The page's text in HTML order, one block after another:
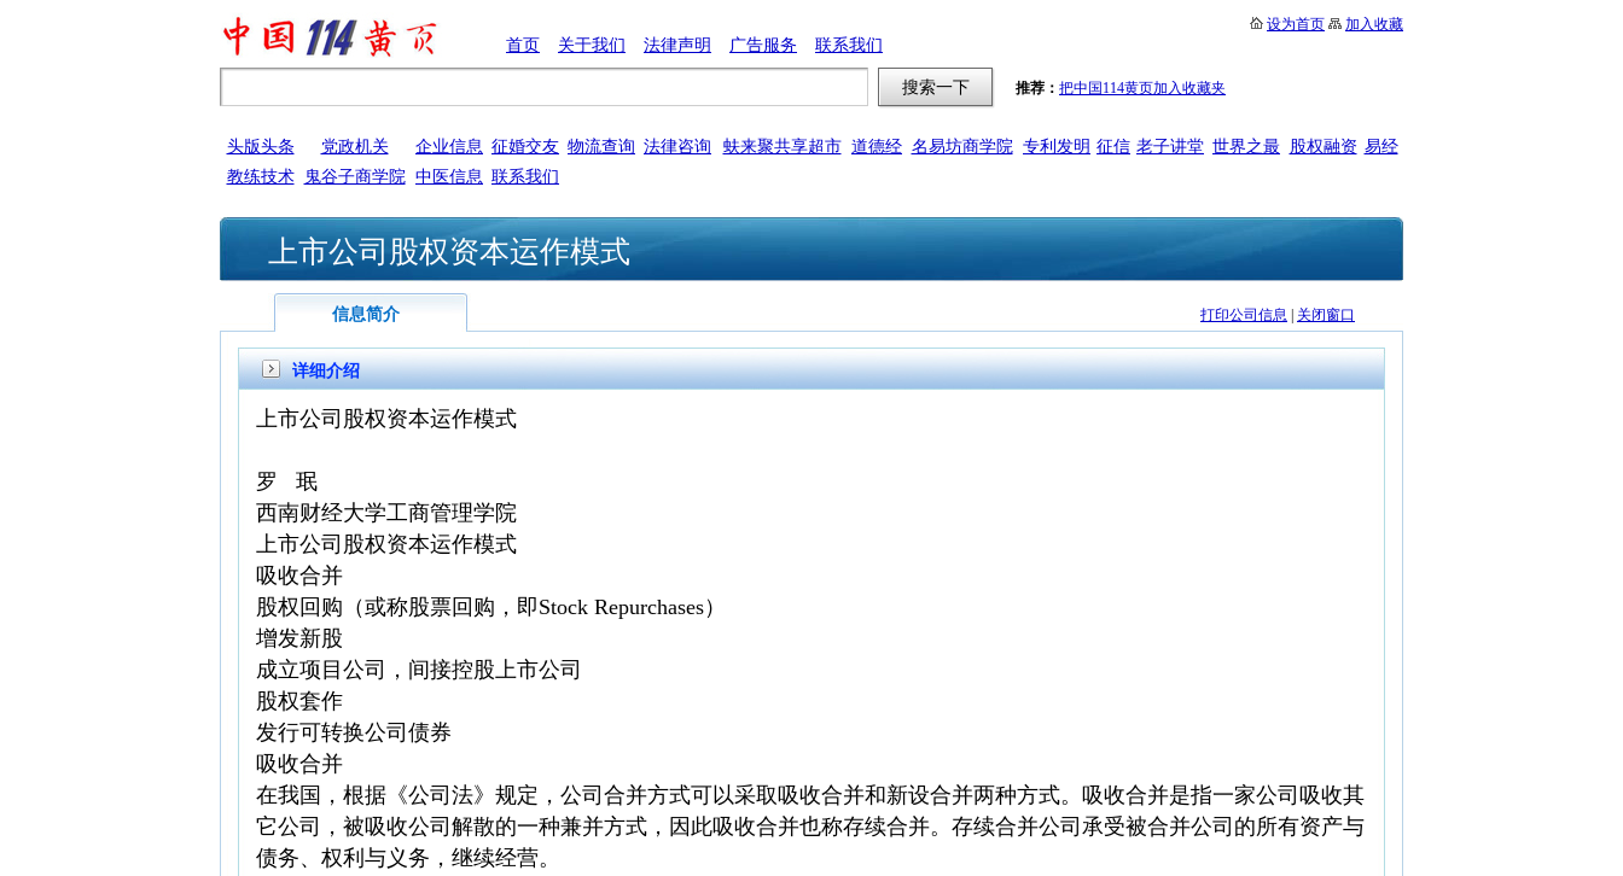
首页 关于我们 法律声明 广告服务 联系我们
设为首页 加入收藏
推荐： 把中国114黄页加入收藏夹
头版头条 党政机关 企业信息 征婚交友 物流查询 法律咨询 蚨来聚共享超市 道德经 名易坊商学院 专利发明 征信 老子讲堂 世界之最 股权融资 易经
教练技术
鬼谷子商学院 中医信息 联系我们
上市公司股权资本运作模式
信息简介 打印公司信息 关闭窗口
详细介绍
上市公司股权资本运作模式
罗 珉
西南财经大学工商管理学院
上市公司股权资本运作模式
吸收合并
股权回购（或称股票回购，即Stock Repurchases）
增发新股
成立项目公司，间接控股上市公司
股权套作
发行可转换公司债券
吸收合并
在我国，根据《公司法》规定，公司合并方式可以采取吸收合并和新设合并两种方式。吸收合并是指一家公司吸收其
它公司，被吸收公司解散的一种兼并方式，因此吸收合并也称存续合并。存续合并公司承受被合并公司的所有资产与
债务、权利与义务，继续经营。